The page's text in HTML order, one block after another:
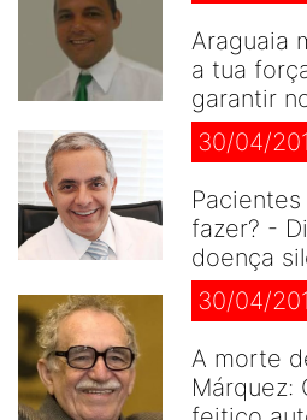
Araguaia
a tua
garantir
30/04/
fazer? -
doença
30/04/
A morte
Márquez: